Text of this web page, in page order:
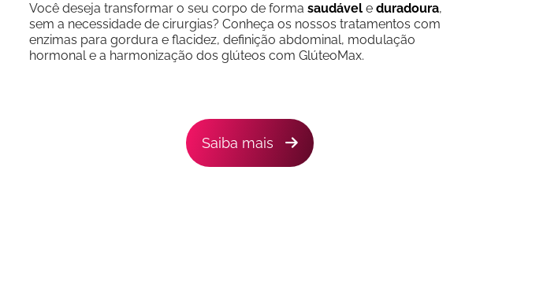
Você deseja transformar o seu corpo de forma saudávele duradoura,
sem a necessidade de cirurgias? Conheça os nossos tratamentos com
enzimas para gordura e flacidez, definição abdominal, modulação
hormonal e a harmonização dos glúteos com GlúteoMax.
Saiba mais